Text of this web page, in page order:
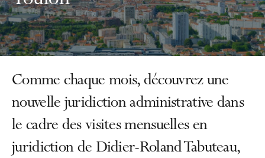
Comme chaque mois, découvrez une
nouvelle juridiction administrative dans
le cadre des visites mensuelles en
juridiction de Didier-Roland Tabuteau,